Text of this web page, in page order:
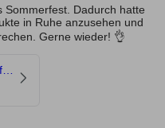
Sommerfest. Dadurch hatte
in Ruhe anzusehen und
Gerne wieder! 👌